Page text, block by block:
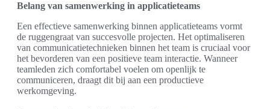
Belang van samenwerking in applicatieteams
Een effectieve samenwerking binnen applicatieteams vormt
de ruggengraat van succesvolle projecten. Het optimaliseren
van communicatietechnieken binnen het team is cruciaal voor
het bevorderen van een positieve team interactie. Wanneer
teamleden zich comfortabel voelen om openlijk te
communiceren, draagt dit bij aan een productieve
werkomgeving.